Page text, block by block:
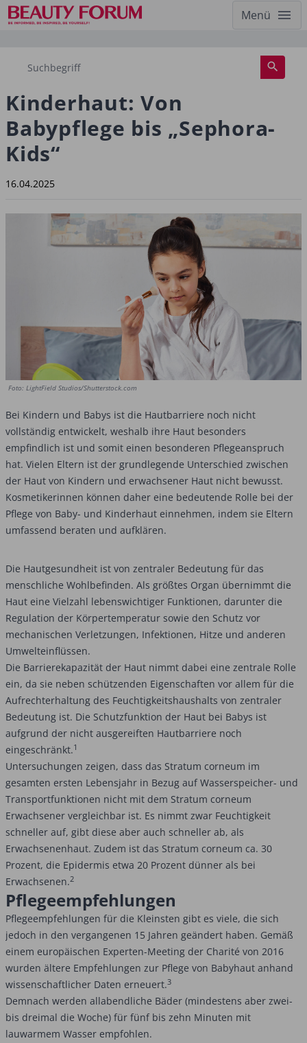
Menü
Kinderhaut: Von
Babypflege bis „Sephora-
Kids“
16.04.2025
Foto: LightField Studios/Shutterstock.com
Bei Kindern und Babys ist die Hautbarriere noch nicht
vollständig entwickelt, weshalb ihre Haut besonders
empfindlich ist und somit einen besonderen Pflegeanspruch
hat. Vielen Eltern ist der grundlegende Unterschied zwischen
der Haut von Kindern und erwachsener Haut nicht bewusst.
Kosmetikerinnen können daher eine bedeutende Rolle bei der
Pflege von Baby- und Kinderhaut einnehmen, indem sie Eltern
umfassend beraten und aufklären.
Die Hautgesundheit ist von zentraler Bedeutung für das
menschliche Wohlbefinden. Als größtes Organ übernimmt die
Haut eine Vielzahl lebenswichtiger Funktionen, darunter die
Regulation der Körpertemperatur sowie den Schutz vor
mechanischen Verletzungen, Infektionen, Hitze und anderen
Umwelteinflüssen.
Die Barrierekapazität der Haut nimmt dabei eine zentrale Rolle
ein, da sie neben schützenden Eigenschaften vor allem für die
Aufrechterhaltung des Feuchtigkeitshaushalts von zentraler
Bedeutung ist. Die Schutzfunktion der Haut bei Babys ist
aufgrund der nicht ausgereiften Hautbarriere noch
eingeschränkt.1
Untersuchungen zeigen, dass das Stratum corneum im
gesamten ersten Lebensjahr in Bezug auf Wasserspeicher- und
Transportfunktionen nicht mit dem Stratum corneum
Erwachsener vergleichbar ist. Es nimmt zwar Feuchtigkeit
schneller auf, gibt diese aber auch schneller ab, als
Erwachsenenhaut. Zudem ist das Stratum corneum ca. 30
Prozent, die Epidermis etwa 20 Prozent dünner als bei
Erwachsenen.2
Pflegeempfehlungen
Pflegeempfehlungen für die Kleinsten gibt es viele, die sich
jedoch in den vergangenen 15 Jahren geändert haben. Gemäß
einem europäischen Experten-Meeting der Charité von 2016
wurden ältere Empfehlungen zur Pflege von Babyhaut anhand
wissenschaftlicher Daten erneuert.3
Demnach werden allabendliche Bäder (mindestens aber zwei-
bis dreimal die Woche) für fünf bis zehn Minuten mit
lauwarmem Wasser empfohlen.